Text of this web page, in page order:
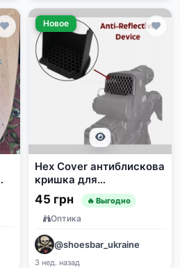
Новое
Hex Cover антиблискова
кришка для
XPS/EXPS/EXPS2/EXPS3
45 грн 🔥 Выгодно
Оптика
@shoesbar_ukraine
3 нед. назад